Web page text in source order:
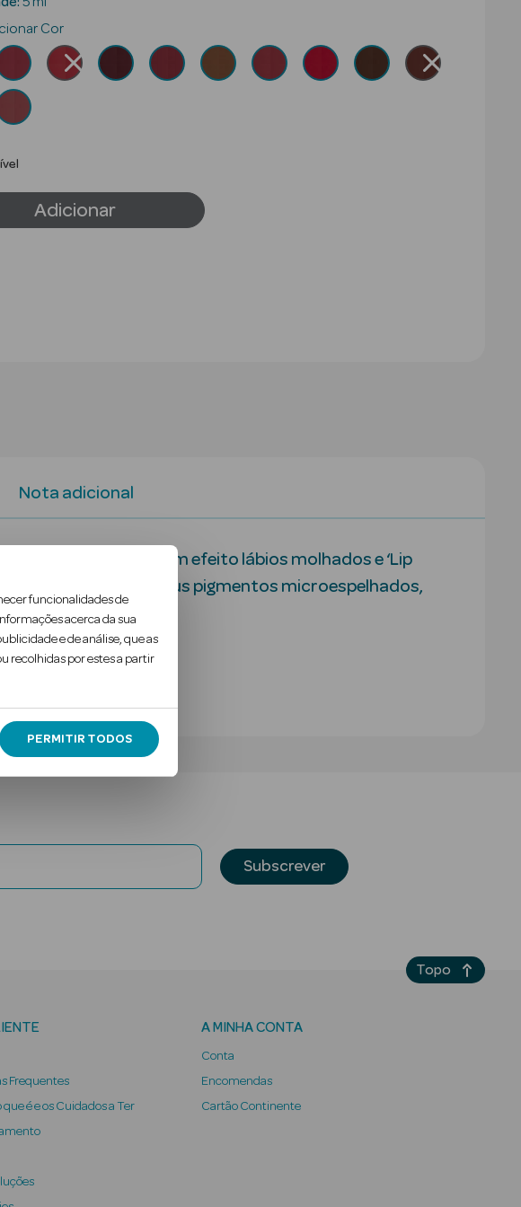
funcionalidades de
acerca da sua
e de análise, que as
recolhidas por estes a partir
PERMITIR TODOS
Cor
Adicionar
Nota adicional
de longa duração com efeito lábios molhados e ‘Lip
Graças aos seus pigmentos microespelhados,
Subscrever
Frequentes
que é e os Cuidados a Ter
A MINHA CONTA
Conta
Encomendas
Cartão Continente
Topo